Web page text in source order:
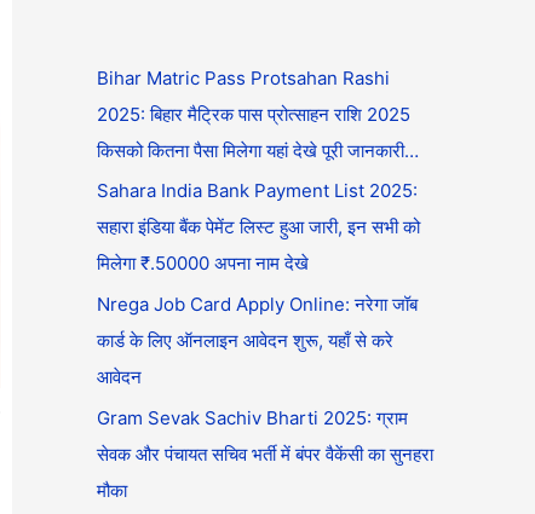
Bihar Matric Pass Protsahan Rashi
2025: बिहार मैट्रिक पास प्रोत्साहन राशि 2025
किसको कितना पैसा मिलेगा यहां देखे पूरी जानकारी…
Sahara India Bank Payment List 2025:
सहारा इंडिया बैंक पेमेंट लिस्ट हुआ जारी, इन सभी को
मिलेगा ₹.50000 अपना नाम देखे
Nrega Job Card Apply Online: नरेगा जॉब
कार्ड के लिए ऑनलाइन आवेदन शुरू, यहाँ से करे
आवेदन
Gram Sevak Sachiv Bharti 2025: ग्राम
सेवक और पंचायत सचिव भर्ती में बंपर वैकेंसी का सुनहरा
मौका